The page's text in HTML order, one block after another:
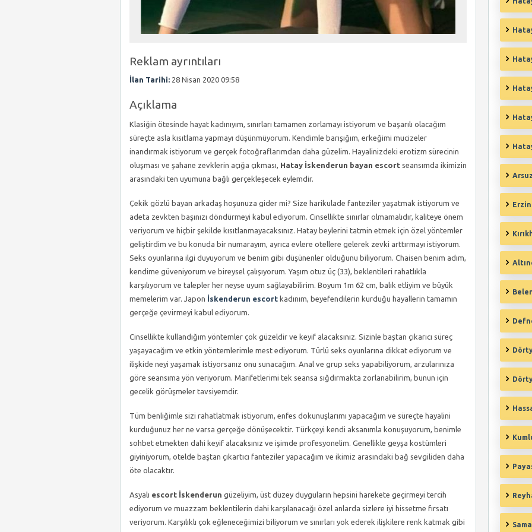
Reklam ayrıntıları
İlan Tarihi: 28 Nisan 2020 09:58
Açıklama
Klasiğin ötesinde hayat kadınıyım, sınırları tamamen zorlamayı istiyorum ve başarılı olacağım
süreçte asla kısıtlama yapmayı düşünmüyorum. Kendimle barışığım, erkeğimi mucizeler
inandırmak istiyorum ve gerçek fotoğraflarımdan daha güzelim. Hayalinizdeki erotizm sürecinin
oluşması ve şahane zevklerin açığa çıkması, Hatay İskenderun bayan escort seansımda ikimizin
arasındaki ten uyumuna bağlı gerçekleşecek eylemdir.
Çekik gözlü bayan arkadaş hoşunuza gider mi? Size harikulade fanteziler yaşatmak istiyorum ve
adeta zevkten başınızı döndürmeyi kabul ediyorum. Cinsellikte sınırlar olmamalıdır, kaliteye önem
veriyorum ve hiçbir şekilde kısıtlanmayacaksınız. Hatay beylerini tatmin etmek için özel yöntemler
geliştirdim ve bu konuda bir numarayım, ayrıca evlere otellere gelerek zevki arttırmayı istiyorum.
Seks oyunlarına ilgi duyuyorum ve benim gibi düşünenler olduğunu biliyorum. Chaisen benim adım,
kendime güveniyorum ve bireysel çalışıyorum. Yaşım otuz üç (33), beklentileri rahatlıkla
karşılıyorum ve talepler her neyse uyum sağlayabilirim. Boyum 1m 62 cm, balık etliyim ve büyük
memelerim var. Japon İskenderun escort kadınım, beyefendilerin kurduğu hayallerin tamamın
gerçeğe çevirmeyi kabul ediyorum.
Cinsellikte kullandığım yöntemler çok güzeldir ve keyif alacaksınız. Sizinle baştan çıkarıcı süreç
yaşayacağım ve etkin yöntemlerimle mest ediyorum. Türlü seks oyunlarına dikkat ediyorum ve
ilişkide neyi yaşamak istiyorsanız onu sunacağım. Anal ve grup seks yapabiliyorum, arzularınıza
göre seansıma yön veriyorum. Marifetlerimi tek seansa sığdırmakta zorlanabilirim, bunun için
gecelik görüşmeler tavsiyemdir.
Tüm benliğimle sizi rahatlatmak istiyorum, enfes dokunuşlarımı yapacağım ve süreçte hayalini
kurduğunuz her ne varsa gerçeğe dönüşecektir. Türkçeyi kendi aksanımla konuşuyorum, benimle
sohbet etmekten dahi keyif alacaksınız ve işimde profesyonelim. Genellikle geyşa kostümleri
giyiniyorum, otelde baştan çıkartıcı fanteziler yapacağım ve ikimiz arasındaki bağ sevgiliden daha
öte olacaktır.
Asyalı escort İskenderun güzeliyim, üst düzey duyguların hepsini harekete geçirmeyi tercih
ediyorum ve muazzam beklentilerin dahi karşılanacağı özel anlarda sizlere iyi hissetme fırsatı
veriyorum. Karşılıklı çok eğleneceğimizi biliyorum ve sınırları yok ederek ilişkilere renk katmak gibi